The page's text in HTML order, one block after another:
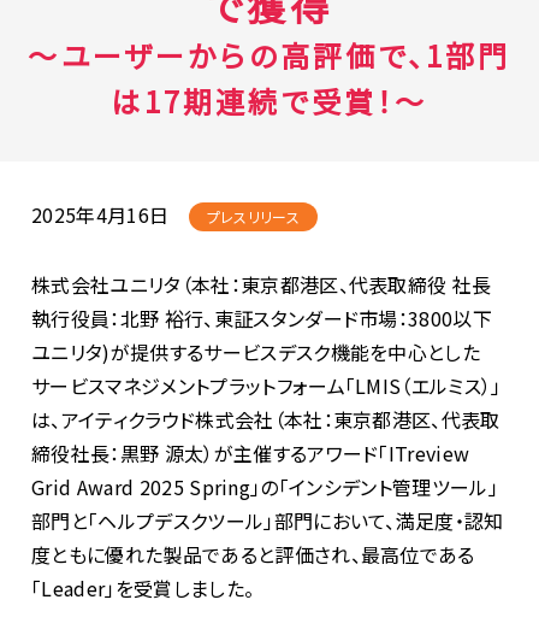
～ユーザーからの高評価で、1部門
は17期連続で受賞！～
2025年4月16日 プレスリリース
株式会社ユニリタ（本社：東京都港区、代表取締役 社長
執行役員：北野 裕行、東証スタンダード市場：3800以下
ユニリタ)が提供するサービスデスク機能を中心とした
サービスマネジメントプラットフォーム「LMIS（エルミス）」
は、アイティクラウド株式会社（本社：東京都港区、代表取
締役社長：黒野 源太）が主催するアワード「ITreview
Grid Award 2025 Spring」の「インシデント管理ツール」
部門と「ヘルプデスクツール」部門において、満足度・認知
度ともに優れた製品であると評価され、最高位である
「Leader」を受賞しました。